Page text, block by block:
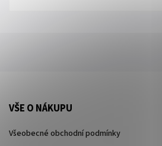
VŠE O NÁKUPU
Všeobecné obchodní podmínky